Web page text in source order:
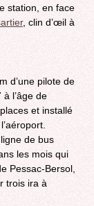
station, en face
, clin d’œil à
d’une pilote de
l’âge de
et installé
de bus
les mois qui
Pessac-Bersol,
trois ira à